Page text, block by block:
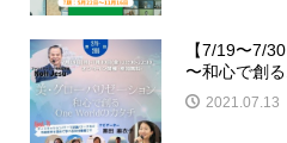
【7/19〜7/
〜和心で創る
2021.07.13